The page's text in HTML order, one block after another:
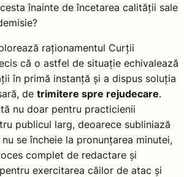
înainte de încetarea calității sale
raționamentul Curții
că o astfel de situație echivalează
în primă instanță și a dispus soluția
de trimitere spre rejudecare.
nu doar pentru practicienii
publicul larg, deoarece subliniază
se încheie la pronunțarea minutei,
complet de redactare și
exercitarea căilor de atac și